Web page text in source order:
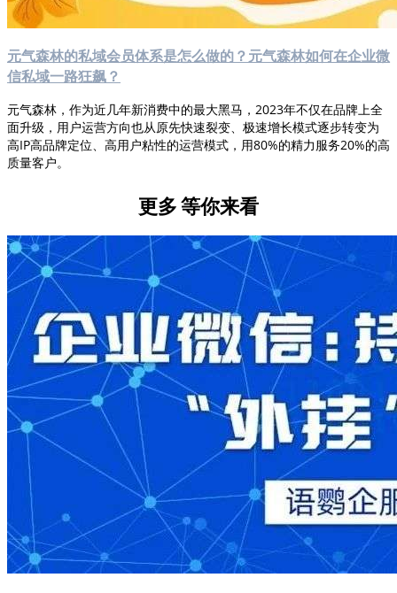
元气森林的私域会员体系是怎么做的？元气森林如何在企业微
信私域一路狂飙？
元气森林，作为近几年新消费中的最大黑马，2023年不仅在品牌上全
面升级，用户运营方向也从原先快速裂变、极速增长模式逐步转变为
高IP高品牌定位、高用户粘性的运营模式，用80%的精力服务20%的高
质量客户。
更多等你来看